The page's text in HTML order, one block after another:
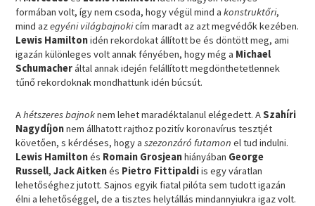
formában volt, így nem csoda, hogy végül mind akonstruktőri,
mind azegyéni világbajnokicím maradt az azt megvédők kezében.
Lewis Hamiltonidén rekordokat állított be és döntött meg, ami
igazán különleges volt annak fényében, hogy még a Michael
Schumacheráltal annak idején felállított megdönthetetlennek
tűnő rekordoknak mondhattunk idén búcsút.
Ahétszeres bajnoknem lehet maradéktalanul elégedett. ASzahíri
Nagydíjonnem állhatott rajthoz pozitív koronavírus tesztjét
követően, s kérdéses, hogy aszezonzáró futamon el tud indulni.
Lewis Hamiltonés Romain Grosjeanhiányában George
Russell,Jack Aitkenés Pietro Fittipaldiis egy váratlan
lehetőséghez jutott. Sajnos egyik fiatal pilóta sem tudott igazán
élni a lehetőséggel, de a tisztes helytállás mindannyiukra igaz volt.